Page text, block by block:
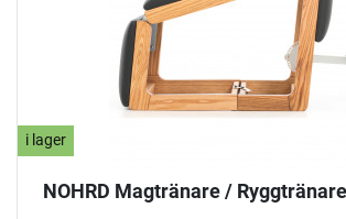
i lager
NOHRD Magtränare /